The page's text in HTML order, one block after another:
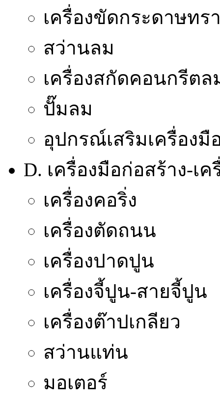
เครื่องขัดกระดาษท
สว่านลม
เครื่องสกัดคอนกรีตล
ปั๊มลม
อุปกรณ์เสริมเครื่องมื
D. เครื่องมือก่อสร้าง-เ
เครื่องคอริ่ง
เครื่องตัดถนน
เครื่องปาดปูน
เครื่องจี้ปูน-สายจี้ปูน
เครื่องต๊าปเกลียว
สว่านแท่น
มอเตอร์